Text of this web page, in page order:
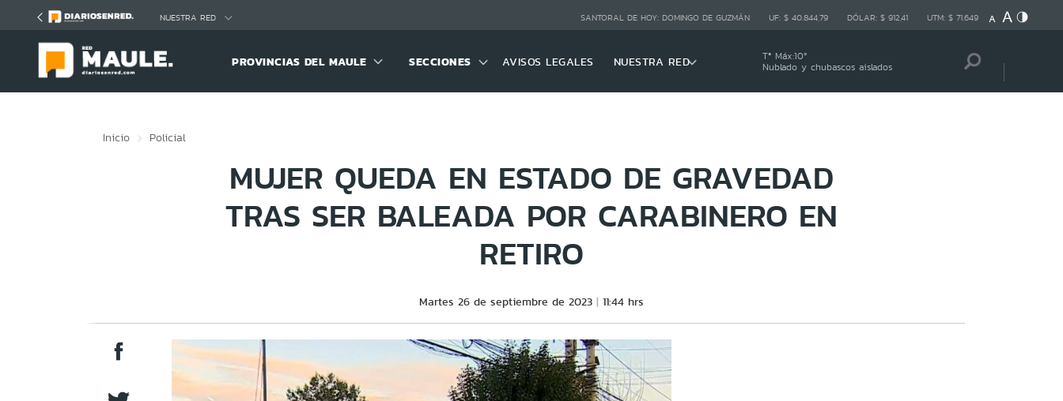
NUESTRA RED SANTORAL DE HOY: DOMINGO DE GUZMÁN UF: $ 40.844,79 DÓLAR: $ 912,41 UTM: $ 71.649
PROVINCIAS DEL MAULE SECCIONES AVISOS LEGALES NUESTRA RED Tª Máx:10º
Nublado y chubascos aislados
Inicio Policial
MUJER QUEDA EN ESTADO DE GRAVEDAD
TRAS SER BALEADA POR CARABINERO EN
RETIRO
Martes 26 de septiembre de 2023 11:44 hrs